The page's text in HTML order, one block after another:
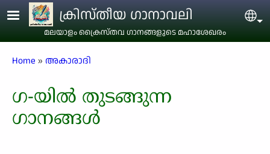
Skip to main contentക്രിസ്തീയ ഗാനാവലി
മലയാളം ക്രൈസ്തവ ഗാനങ്ങളുടെ മഹാശേഖരം
Breadcrumb
Home അകാരാദി
ഗ-യിൽ തുടങ്ങുന്ന
ഗാനങ്ങൾ